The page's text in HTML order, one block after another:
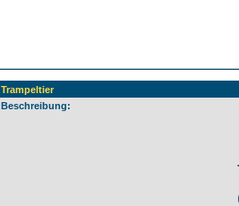
Trampeltier
Beschreibung: